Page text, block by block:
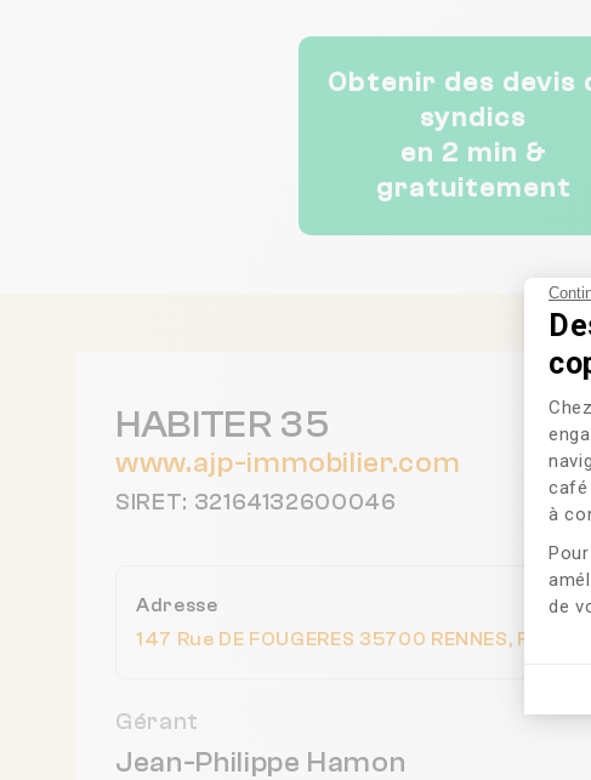
café
à
de
Obtenir des devis
syndics
en 2 min &
gratuitement
HABITER 35
www.ajp-immobilier.com
SIRET: 32164132600046
Adresse
147 Rue DE FOUGERES 35700 RENNES, France
Gérant
Jean-Philippe Hamon